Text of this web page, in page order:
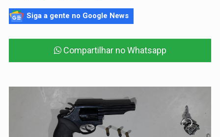
Siga a gente no Google News
Compartilhar no Whatsapp